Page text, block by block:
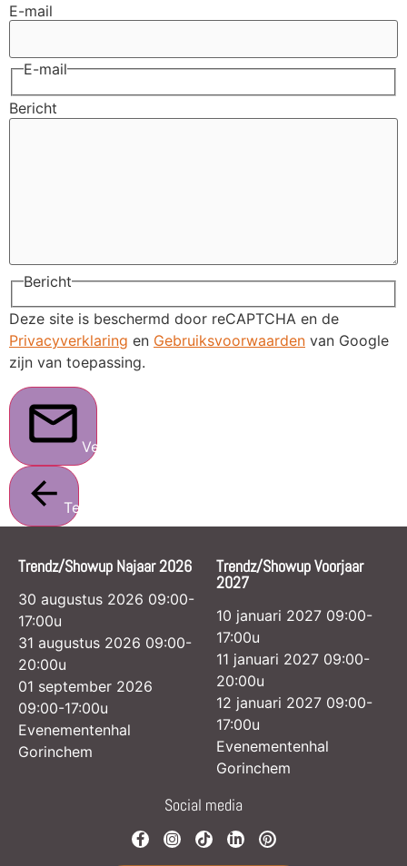
E-mail
E-mail
Bericht
Bericht
Deze site is beschermd door reCAPTCHA en de
Privacyverklaring en Gebruiksvoorwaarden van Google
zijn van toepassing.
Verstuur
Terug
Trendz/Showup Najaar 2026
30 augustus 2026 09:00-
17:00u
31 augustus 2026 09:00-
20:00u
01 september 2026
09:00-17:00u
Evenementenhal
Gorinchem
Trendz/Showup Voorjaar
2027
10 januari 2027 09:00-
17:00u
11 januari 2027 09:00-
20:00u
12 januari 2027 09:00-
17:00u
Evenementenhal
Gorinchem
Social media